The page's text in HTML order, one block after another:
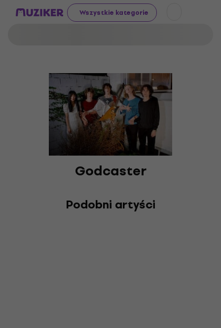
Wszystkie kategorie
Godcaster
Podobni artyści